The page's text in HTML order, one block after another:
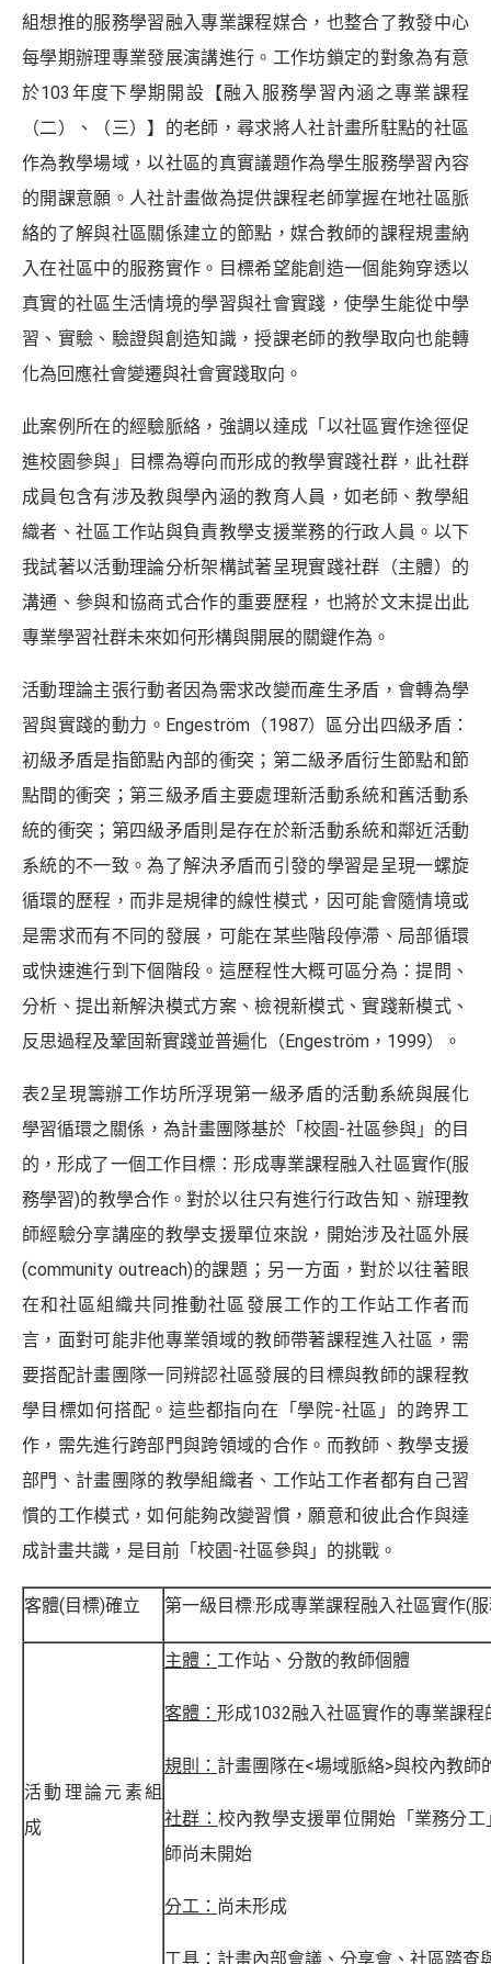
組想推的服務學習融入專業課程媒合，也整合了教發中心
每學期辦理專業發展演講進行。工作坊鎖定的對象為有意
於103年度下學期開設【融入服務學習內涵之專業課程
（二）、（三）】的老師，尋求將人社計畫所駐點的社區
作為教學場域，以社區的真實議題作為學生服務學習內容
的開課意願。人社計畫做為提供課程老師掌握在地社區脈
絡的了解與社區關係建立的節點，媒合教師的課程規畫納
入在社區中的服務實作。目標希望能創造一個能夠穿透以
真實的社區生活情境的學習與社會實踐，使學生能從中學
習、實驗、驗證與創造知識，授課老師的教學取向也能轉
化為回應社會變遷與社會實踐取向。
此案例所在的經驗脈絡，強調以達成「以社區實作途徑促
進校園參與」目標為導向而形成的教學實踐社群，此社群
成員包含有涉及教與學內涵的教育人員，如老師、教學組
織者、社區工作站與負責教學支援業務的行政人員。以下
我試著以活動理論分析架構試著呈現實踐社群（主體）的
溝通、參與和協商式合作的重要歷程，也將於文末提出此
專業學習社群未來如何形構與開展的關鍵作為。
活動理論主張行動者因為需求改變而產生矛盾，會轉為學
習與實踐的動力。Engeström（1987）區分出四級矛盾：
初級矛盾是指節點內部的衝突；第二級矛盾衍生節點和節
點間的衝突；第三級矛盾主要處理新活動系統和舊活動系
統的衝突；第四級矛盾則是存在於新活動系統和鄰近活動
系統的不一致。為了解決矛盾而引發的學習是呈現一螺旋
循環的歷程，而非是規律的線性模式，因可能會隨情境或
是需求而有不同的發展，可能在某些階段停滯、局部循環
或快速進行到下個階段。這歷程性大概可區分為：提問、
分析、提出新解決模式方案、檢視新模式、實踐新模式、
反思過程及鞏固新實踐並普遍化（Engeström，1999）。
表2呈現籌辦工作坊所浮現第一級矛盾的活動系統與展化
學習循環之關係，為計畫團隊基於「校園-社區參與」的目
的，形成了一個工作目標：形成專業課程融入社區實作(服
務學習)的教學合作。對於以往只有進行行政告知、辦理教
師經驗分享講座的教學支援單位來說，開始涉及社區外展
(community outreach)的課題；另一方面，對於以往著眼
在和社區組織共同推動社區發展工作的工作站工作者而
言，面對可能非他專業領域的教師帶著課程進入社區，需
要搭配計畫團隊一同辨認社區發展的目標與教師的課程教
學目標如何搭配。這些都指向在「學院-社區」的跨界工
作，需先進行跨部門與跨領域的合作。而教師、教學支援
部門、計畫團隊的教學組織者、工作站工作者都有自己習
慣的工作模式，如何能夠改變習慣，願意和彼此合作與達
成計畫共識，是目前「校園-社區參與」的挑戰。
客體(目標)確立 第一級目標:形成專業課程融入社區實作(
活動理論元素組
成
主體： 工作站、分散的教師個體
客體： 形成1032融入社區實作的專業課程
規則： 計畫團隊在<場域脈絡>與校內教師
社群： 校內教學支援單位開始「業務分
師尚未開始
分工： 尚未形成
工具： 計畫內部會議、分享會、社區踏查